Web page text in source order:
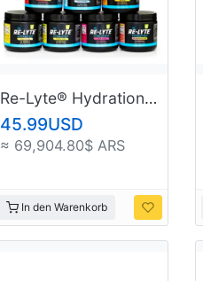
Re-Lyte® Hydration Electrolyte Powder
45.99USD
≈ 69,904.80$ ARS
In den Warenkorb